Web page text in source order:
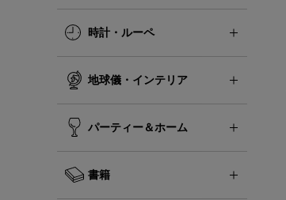
時計・ルーペ
地球儀・インテリア
パーティー＆ホーム
書籍